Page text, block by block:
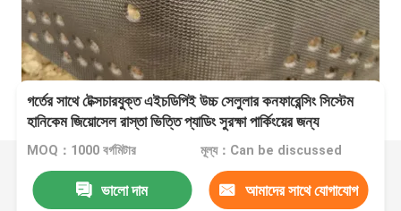
গর্তের সাথে টেক্সচারযুক্ত এইচডিপিই উচ্চ সেলুলার কনফারেন্সিং সিস্টেম
হানিকেম জিয়োসেল রাস্তা ভিত্তি প্যাডিং সুরক্ষা পার্কিংয়ের জন্য
MOQ：1000 বর্গমিটার মূল্য：Can be discussed
ভালো দাম আমাদের সাথে যোগাযোগ